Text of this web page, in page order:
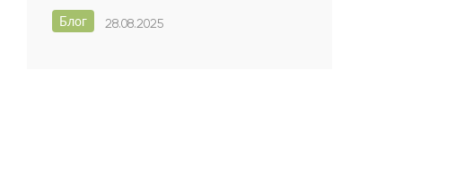
28.08.2025
Блог